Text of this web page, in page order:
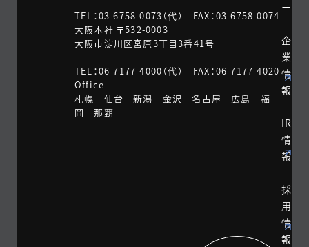
TEL：03-6758-0073（代） FAX：03-6758-0074
大阪本社 〒532-0003
大阪市淀川区宮原3丁目3番41号
TEL：06-7177-4000（代） FAX：06-7177-4020
Office
札幌 仙台 新潟 金沢 名古屋 広島 福
岡 那覇
ー
企
業
情
報
IR
情
報
採
用
情
報